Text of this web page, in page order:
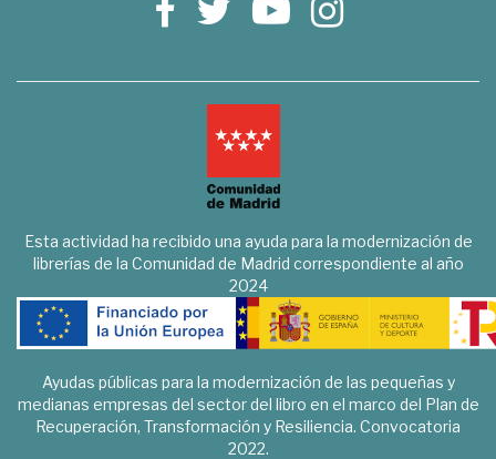
Esta actividad ha recibido una ayuda para la modernización de
librerías de la Comunidad de Madrid correspondiente al año
2024
Ayudas públicas para la modernización de las pequeñas y
medianas empresas del sector del libro en el marco del Plan de
Recuperación, Transformación y Resiliencia. Convocatoria
2022.